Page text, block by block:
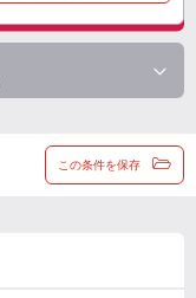
この条件を保存